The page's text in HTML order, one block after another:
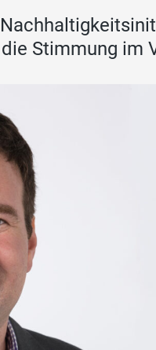
Stimmung im